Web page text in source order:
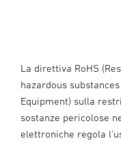
La direttiva RoHS
hazardous
Equipment) sulla
sostanze pericolose
elettroniche regola